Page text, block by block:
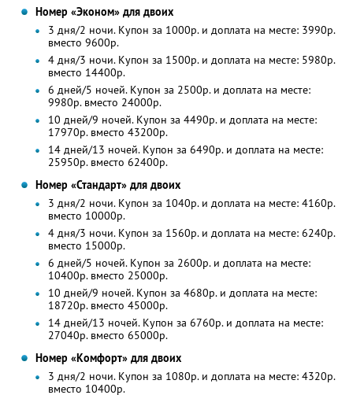
Номер «Эконом» для двоих
3 дня/2 ночи. Купон за 1000р. и доплата на месте: 3990р.
вместо 9600р.
4 дня/3 ночи. Купон за 1500р. и доплата на месте: 5980р.
вместо 14400р.
6 дней/5 ночей. Купон за 2500р. и доплата на месте:
9980р. вместо 24000р.
10 дней/9 ночей. Купон за 4490р. и доплата на месте:
17970р. вместо 43200р.
14 дней/13 ночей. Купон за 6490р. и доплата на месте:
25950р. вместо 62400р.
Номер «Стандарт» для двоих
3 дня/2 ночи. Купон за 1040р. и доплата на месте: 4160р.
вместо 10000р.
4 дня/3 ночи. Купон за 1560р. и доплата на месте: 6240р.
вместо 15000р.
6 дней/5 ночей. Купон за 2600р. и доплата на месте:
10400р. вместо 25000р.
10 дней/9 ночей. Купон за 4680р. и доплата на месте:
18720р. вместо 45000р.
14 дней/13 ночей. Купон за 6760р. и доплата на месте:
27040р. вместо 65000р.
Номер «Комфорт» для двоих
3 дня/2 ночи. Купон за 1080р. и доплата на месте: 4320р.
вместо 10400р.